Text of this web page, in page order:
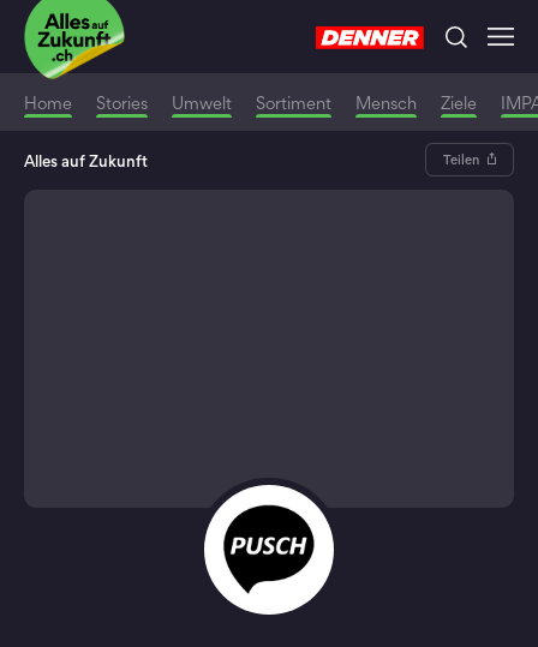
Home Stories Umwelt Sortiment Mensch Ziele
Alles auf Zukunft Teilen